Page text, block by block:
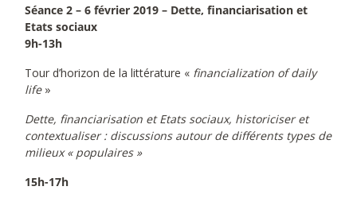
Séance 2 – 6 février 2019 – Dette, financiarisation et
Etats sociaux
9h-13h
Tour d’horizon de la littérature « financialization of daily
life»
Dette, financiarisation et Etats sociaux, historiciser et
contextualiser : discussions autour de différents types de
milieux « populaires »
15h-17h